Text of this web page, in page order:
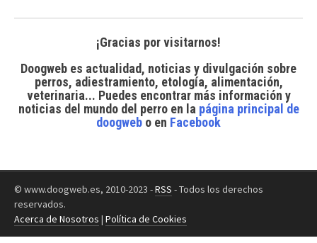
¡Gracias por visitarnos!
Doogweb es actualidad, noticias y divulgación sobre
perros, adiestramiento, etología, alimentación,
veterinaria... Puedes encontrar más información y
noticias del mundo del perroen la página principal de
doogweb o en Facebook
© www.doogweb.es, 2010-2023 -RSS - Todos los derechos
reservados.
Acerca de Nosotros | Política de Cookies